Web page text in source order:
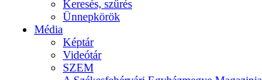
Keresés, szűrés
Ünnepkörök
Média
Képtár
Videótár
SZEM